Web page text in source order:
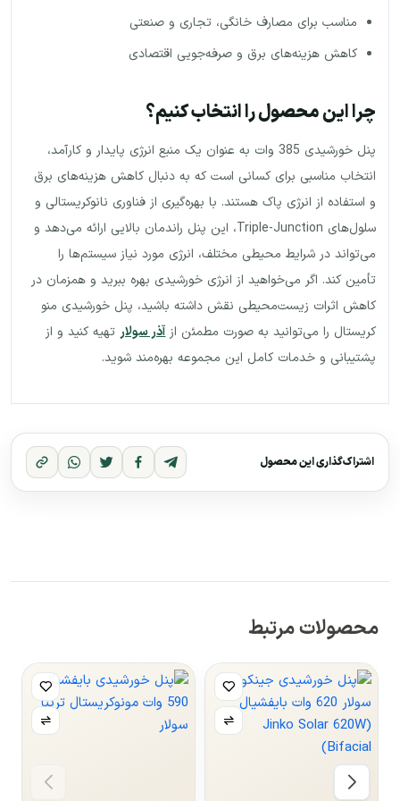
مناسب برای مصارف خانگی، تجاری و صنعتی
کاهش هزینه‌های برق و صرفه‌جویی اقتصادی
چرا این محصول را انتخاب کنیم؟
پنل خورشیدی 385 وات به عنوان یک منبع انرژی پایدار و کارآمد،
انتخاب مناسبی برای کسانی است که به دنبال کاهش هزینه‌های برق
و استفاده از انرژی پاک هستند. با بهره‌گیری از فناوری نانوکریستالی و
سلول‌های Triple-Junction، این پنل راندمان بالایی ارائه می‌دهد و
می‌تواند در شرایط محیطی مختلف، انرژی مورد نیاز سیستم‌ها را
تأمین کند. اگر می‌خواهید از انرژی خورشیدی بهره ببرید و همزمان در
کاهش اثرات زیست‌محیطی نقش داشته باشید، پنل خورشیدی منو
کریستال را می‌توانید به صورت مطمئن ازآذر سولارتهیه کنید و از
پشتیبانی و خدمات کامل این مجموعه بهره‌مند شوید.
اشتراک‌گذاری این محصول
محصولات مرتبط